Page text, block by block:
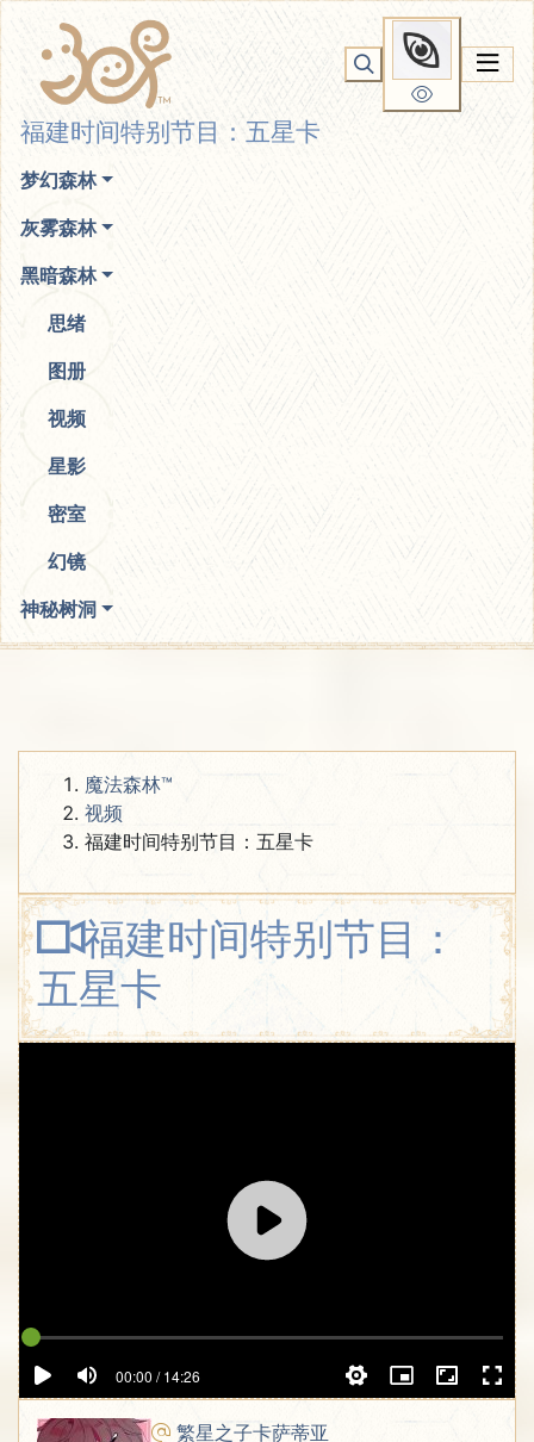
你无法看到我
福建时间特别节目：五星卡
梦幻森林
灰雾森林
黑暗森林
思绪
图册
视频
星影
密室
幻镜
神秘树洞
魔法森林™
视频
福建时间特别节目：五星卡
福建时间特别节目：
五星卡
00:00 / 14:26
繁星之子卡萨蒂亚